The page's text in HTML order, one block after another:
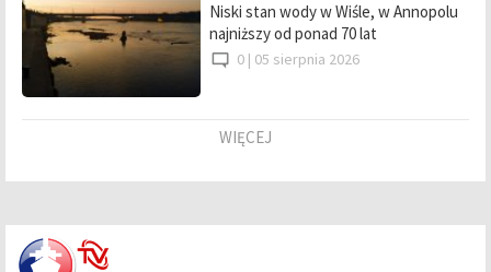
Niski stan wody w Wiśle, w Annopolu
najniższy od ponad 70 lat
0 | 05 sierpnia 2026
WIĘCEJ
Miniaturowe giganty pod Iławą